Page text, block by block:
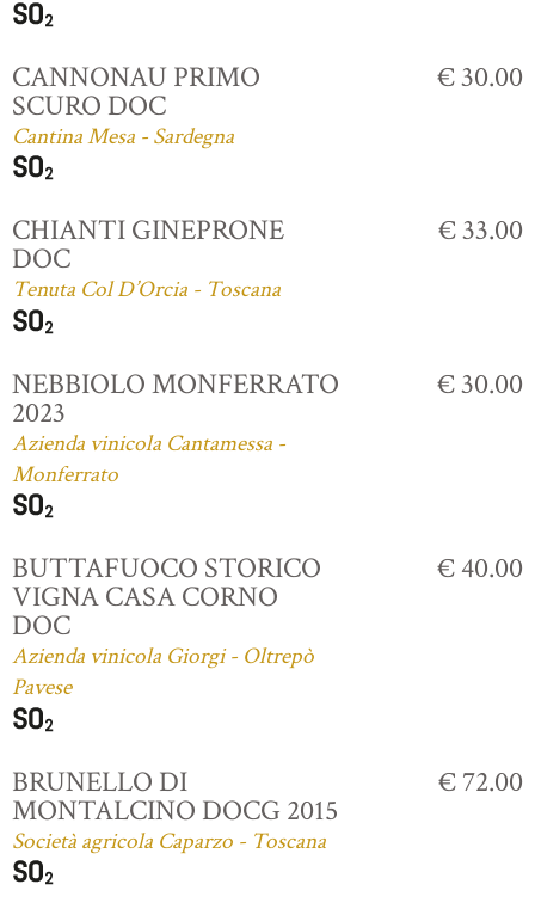
CANNONAU PRIMO
SCURO DOC
Cantina Mesa - Sardegna
€ 30.00
CHIANTI GINEPRONE
DOC
Tenuta Col D’Orcia - Toscana
€ 33.00
NEBBIOLO MONFERRATO
2023
Azienda vinicola Cantamessa -
Monferrato
€ 30.00
BUTTAFUOCO STORICO
VIGNA CASA CORNO
DOC
Azienda vinicola Giorgi - Oltrepò
Pavese
€ 40.00
BRUNELLO DI
MONTALCINO DOCG 2015
Società agricola Caparzo - Toscana
€ 72.00